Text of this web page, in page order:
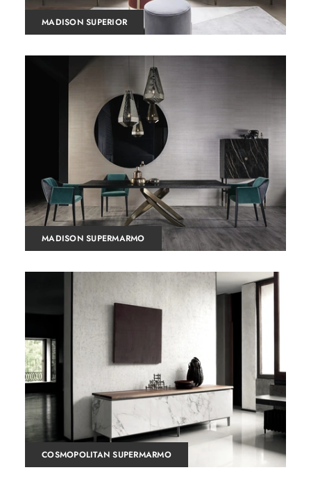
MADISON SUPERIOR
MADISON SUPERMARMO
COSMOPOLITAN SUPERMARMO